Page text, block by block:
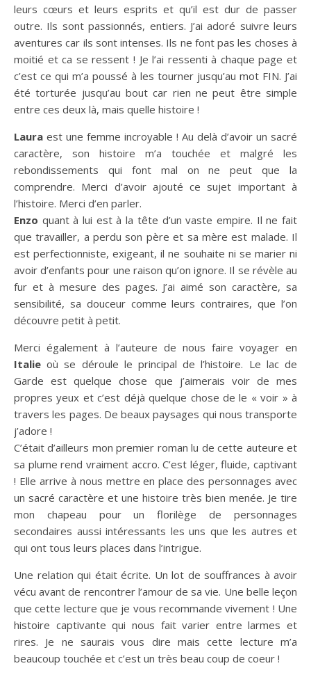
leurs cœurs et leurs esprits et qu’il est dur de passer
outre. Ils sont passionnés, entiers. J’ai adoré suivre leurs
aventures car ils sont intenses. Ils ne font pas les choses à
moitié et ca se ressent ! Je l’ai ressenti à chaque page et
c’est ce qui m’a poussé à les tourner jusqu’au mot FIN. J’ai
été torturée jusqu’au bout car rien ne peut être simple
entre ces deux là, mais quelle histoire !
Laura est une femme incroyable ! Au delà d’avoir un sacré
caractère, son histoire m’a touchée et malgré les
rebondissements qui font mal on ne peut que la
comprendre. Merci d’avoir ajouté ce sujet important à
l’histoire. Merci d’en parler.
Enzo quant à lui est à la tête d’un vaste empire. Il ne fait
que travailler, a perdu son père et sa mère est malade. Il
est perfectionniste, exigeant, il ne souhaite ni se marier ni
avoir d’enfants pour une raison qu’on ignore. Il se révèle au
fur et à mesure des pages. J’ai aimé son caractère, sa
sensibilité, sa douceur comme leurs contraires, que l’on
découvre petit à petit.
Merci également à l’auteure de nous faire voyager en
Italie où se déroule le principal de l’histoire. Le lac de
Garde est quelque chose que j’aimerais voir de mes
propres yeux et c’est déjà quelque chose de le « voir » à
travers les pages. De beaux paysages qui nous transporte
j’adore !
C’était d’ailleurs mon premier roman lu de cette auteure et
sa plume rend vraiment accro. C’est léger, fluide, captivant
! Elle arrive à nous mettre en place des personnages avec
un sacré caractère et une histoire très bien menée. Je tire
mon chapeau pour un florilège de personnages
secondaires aussi intéressants les uns que les autres et
qui ont tous leurs places dans l’intrigue.
Une relation qui était écrite. Un lot de souffrances à avoir
vécu avant de rencontrer l’amour de sa vie. Une belle leçon
que cette lecture que je vous recommande vivement ! Une
histoire captivante qui nous fait varier entre larmes et
rires. Je ne saurais vous dire mais cette lecture m’a
beaucoup touchée et c’est un très beau coup de coeur !